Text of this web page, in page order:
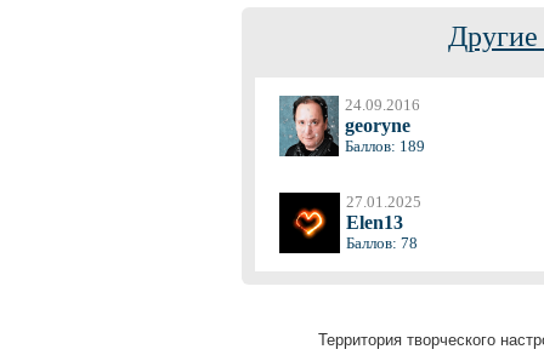
24.09.2016
georyne
Баллов: 189
27.01.2025
Elen13
Баллов: 78
Территория творческого